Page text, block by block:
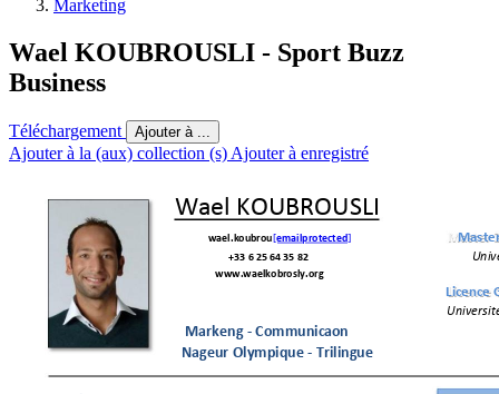
Marketing
Wael KOUBROUSLI - Sport Buzz
Business
Téléchargement Ajouter à ...
Ajouter à la (aux) collection (s) Ajouter à enregistré
Wael KOUBROUSLI
wael.koubrou [email protected]
               +33 6 25 64 35 82
www.waelkobrosly.org
Licence
Marketing - Communication
Nageur Olympique - Trilingue